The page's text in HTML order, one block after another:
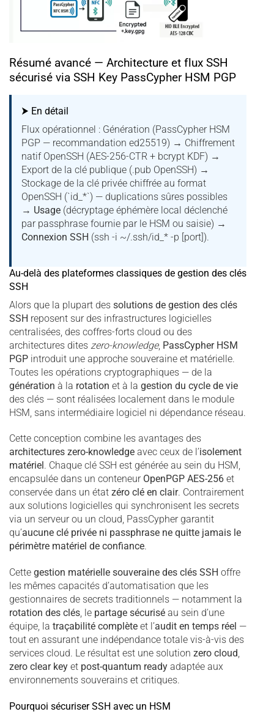
Résumé avancé — Architecture et flux SSH
sécurisé via SSH Key PassCypher HSM PGP
⮞ En détail
Flux opérationnel : Génération (PassCypher HSM
PGP — recommandation ed25519) → Chiffrement
natif OpenSSH (AES-256-CTR + bcrypt KDF) →
Export de la clé publique (.pub OpenSSH) →
Stockage de la clé privée chiffrée au format
OpenSSH (`id_*`) — duplications sûres possibles
→ Usage (décryptage éphémère local déclenché
par passphrase fournie par le HSM ou saisie) →
Connexion SSH (ssh -i ~/.ssh/id_* -p [port]).
Au-delà des plateformes classiques de gestion des clés
SSH
Alors que la plupart des solutions de gestion des clés
SSH reposent sur des infrastructures logicielles
centralisées, des coffres-forts cloud ou des
architectures dites zero-knowledge, PassCypher HSM
PGP introduit une approche souveraine et matérielle.
Toutes les opérations cryptographiques — de la
génération à la rotation et à la gestion du cycle de vie
des clés — sont réalisées localement dans le module
HSM, sans intermédiaire logiciel ni dépendance réseau.
Cette conception combine les avantages des
architectures zero-knowledge avec ceux de l’isolement
matériel . Chaque clé SSH est générée au sein du HSM,
encapsulée dans un conteneur OpenPGP AES-256 et
conservée dans un état zéro clé en clair. Contrairement
aux solutions logicielles qui synchronisent les secrets
via un serveur ou un cloud, PassCypher garantit
qu’aucune clé privée ni passphrase ne quitte jamais le
périmètre matériel de confiance.
Cette gestion matérielle souveraine des clés SSH offre
les mêmes capacités d’automatisation que les
gestionnaires de secrets traditionnels — notamment la
rotation des clés, le partage sécurisé au sein d’une
équipe, la traçabilité complète et l’audit en temps réel —
tout en assurant une indépendance totale vis-à-vis des
services cloud. Le résultat est une solution zero cloud,
zero clear key et post-quantum ready adaptée aux
environnements souverains et critiques.
Pourquoi sécuriser SSH avec un HSM